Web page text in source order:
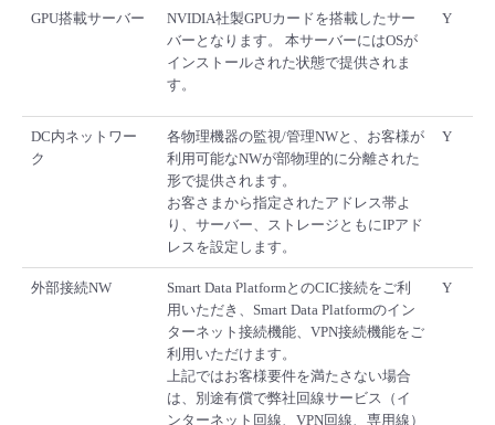
GPU搭載サーバー
NVIDIA社製GPUカードを搭載したサー
バーとなります。 本サーバーにはOSが
インストールされた状態で提供されま
す。
Y
DC内ネットワー
ク
各物理機器の監視/管理NWと、お客様が
利用可能なNWが部物理的に分離された
形で提供されます。
お客さまから指定されたアドレス帯よ
り、サーバー、ストレージともにIPアド
レスを設定します。
Y
外部接続NW
Smart Data PlatformとのCIC接続をご利
用いただき、Smart Data Platformのイン
ターネット接続機能、VPN接続機能をご
利用いただけます。
上記ではお客様要件を満たさない場合
は、別途有償で弊社回線サービス（イ
ンターネット回線、VPN回線、専用線）
Y